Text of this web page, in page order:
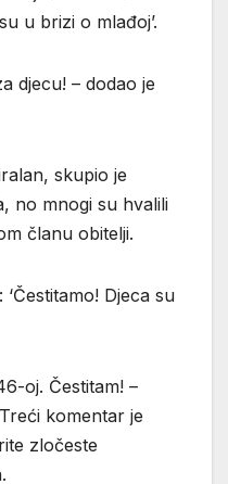
u brizi o mlađoj’.
djecu! – dodao je
skupio je
no mnogi su hvalili
članu obitelji.
Djeca su
oj. Čestitam! –
komentar je
zločeste